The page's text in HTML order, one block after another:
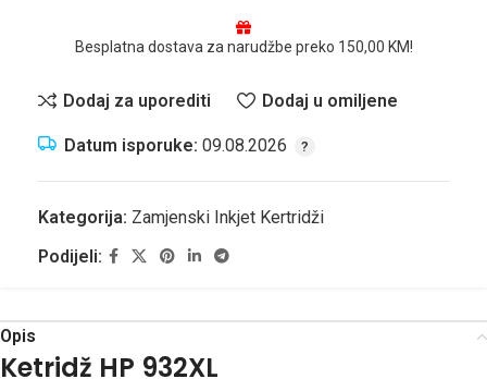
Besplatna dostava za narudžbe preko 150,00 KM!
Dodaj za uporediti Dodaj u omiljene
Datum isporuke: 09.08.2026
Kategorija: Zamjenski Inkjet Kertridži
Podijeli:
Opis
Ketridž HP 932XL